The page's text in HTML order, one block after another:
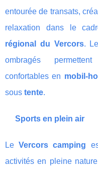
entourée de transats,
relaxation dans le
régional du Vercors.
ombragés
confortables en mobil-
sous tente.
Sports en plein air
LeVercors camping
activités en pleine